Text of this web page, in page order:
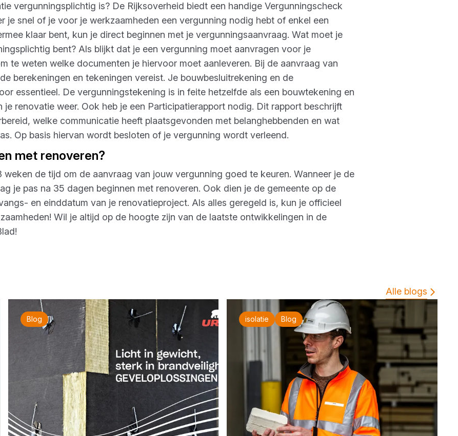
vergunningsplichtig is? De Rijksoverheid biedt een handige Vergunningscheck
je snel of je voor je werkzaamheden een vergunning nodig hebt of enkel een
klaar bent, kun je direct beginnen met je vergunningsaanvraag. Wat moet je
bent? Als blijkt dat je een vergunning moet aanvragen voor je
te weten welke documenten je hiervoor moet aanleveren. Bij de aanvraag van
berekeningen en tekeningen vereist. Je bouwbesluitrekening en de
essentieel. De vergunningstekening is in feite hetzelfde als een bouwtekening en
renovatie weer. Ook heb je een Participatierapport nodig. Dit rapport beschrijft
welke communicatie heeft plaatsgevonden met belanghebbenden en wat
Op basis hiervan wordt besloten of je vergunning wordt verleend.
met renoveren?
weken de tijd om de aanvraag van jouw vergunning goed te keuren. Wanneer je de
je pas na 35 dagen beginnen met renoveren. Ook dien je de gemeente op de
en einddatum van je renovatieproject. Als alles geregeld is, kun je officieel
Wil je altijd op de hoogte zijn van de laatste ontwikkelingen in de
Alle blogs
Blog isolatie Blog